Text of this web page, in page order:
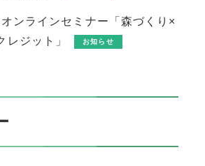
ンラインセミナー「森づくり×
レジット」
お知らせ